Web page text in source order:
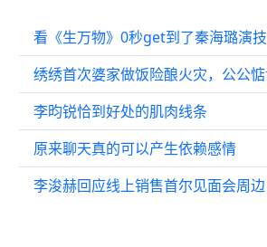
看《生万物》0秒get到了秦海璐演技
李昀锐恰到好处的肌肉线条
原来聊天真的可以产生依赖感情